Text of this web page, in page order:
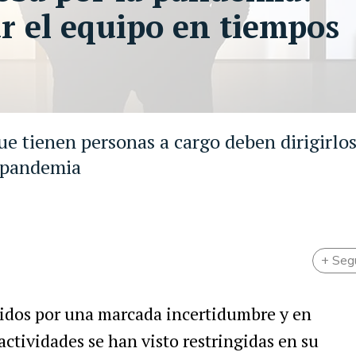
tienen personas a cargo deben
el equipo en tiempos
+
por una marcada incertidumbre y en
se han visto restringidas en su